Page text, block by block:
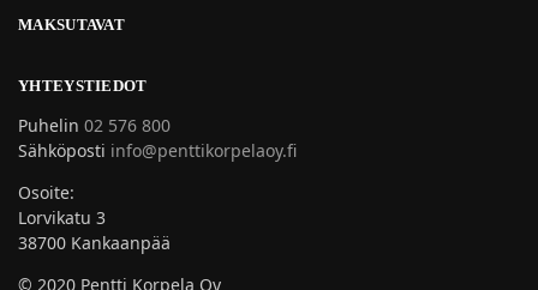
MAKSUTAVAT
YHTEYSTIEDOT
Puhelin 02 576 800
Sähköposti info@penttikorpelaoy.fi
Osoite:
Lorvikatu 3
38700 Kankaanpää
© 2020 Pentti Korpela Oy